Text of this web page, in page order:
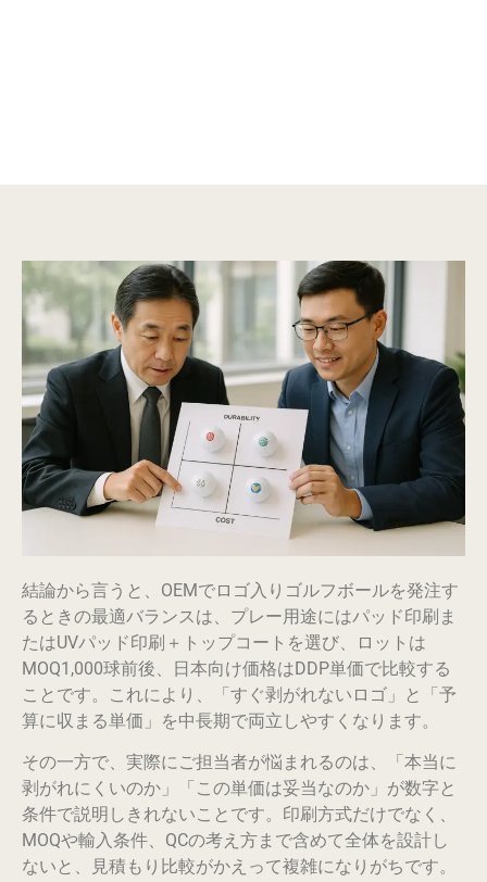
結論から言うと、OEMでロゴ入りゴルフボールを発注す
るときの最適バランスは、プレー用途にはパッド印刷ま
たはUVパッド印刷＋トップコートを選び、ロットは
MOQ1,000球前後、日本向け価格はDDP単価で比較する
ことです。これにより、「すぐ剥がれないロゴ」と「予
算に収まる単価」を中長期で両立しやすくなります。
その一方で、実際にご担当者が悩まれるのは、「本当に
剥がれにくいのか」「この単価は妥当なのか」が数字と
条件で説明しきれないことです。印刷方式だけでなく、
MOQや輸入条件、QCの考え方まで含めて全体を設計し
ないと、見積もり比較がかえって複雑になりがちです。